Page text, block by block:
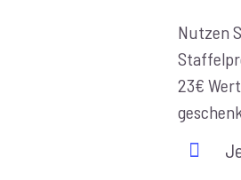
Nutzen
23€